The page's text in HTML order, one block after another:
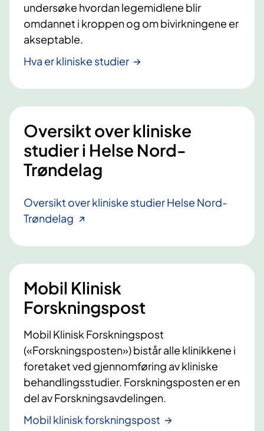
undersøke hvordan legemidlene blir
omdannet i kroppen og om bivirkningene er
akseptable.
Hva er kliniske studier
Oversikt over kliniske
studier i Helse Nord-
Trøndelag
Oversikt over kliniske studier Helse Nord-
Trøndelag
Mobil Klinisk
Forskningspost
Mobil Klinisk Forskningspost
(«Forskningsposten») bistår alle klinikkene i
foretaket ved gjennomføring av kliniske
behandlingsstudier. Forskningsposten er en
del av Forskningsavdelingen.
Mobil klinisk forskningspost